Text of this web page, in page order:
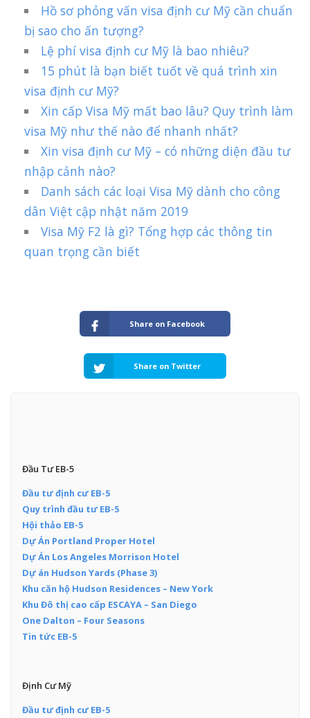
Hồ sơ phỏng vấn visa định cư Mỹ cần chuẩn
bị sao cho ấn tượng?
Lệ phí visa định cư Mỹ là bao nhiêu?
15 phút là bạn biết tuốt về quá trình xin
visa định cư Mỹ?
Xin cấp Visa Mỹ mất bao lâu? Quy trình làm
visa Mỹ như thế nào để nhanh nhất?
Xin visa định cư Mỹ – có những diện đầu tư
nhập cảnh nào?
Danh sách các loại Visa Mỹ dành cho công
dân Việt cập nhật năm 2019
Visa Mỹ F2 là gì? Tổng hợp các thông tin
quan trọng cần biết
Share on Facebook
Share on Twitter
Đầu Tư EB-5
Đầu tư định cư EB-5
Quy trình đầu tư EB-5
Hội thảo EB-5
Dự Án Portland Proper Hotel
Dự Án Los Angeles Morrison Hotel
Dự án Hudson Yards (Phase 3)
Khu căn hộ Hudson Residences – New York
Khu Đô thị cao cấp ESCAYA – San Diego
One Dalton – Four Seasons
Tin tức EB-5
Định Cư Mỹ
Đầu tư định cư EB-5